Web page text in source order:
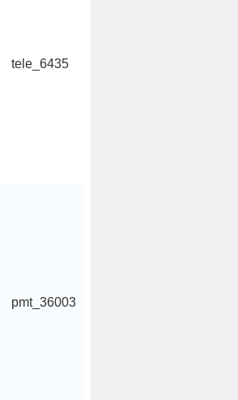
tele_6435
pmt_36003